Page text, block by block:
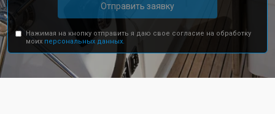
Отправить заявку
Нажимая на кнопку отправить я даю свое согласие на обработку
моих персональных данных.